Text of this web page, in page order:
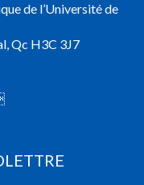
de l’Université de
Qc H3C 3J7